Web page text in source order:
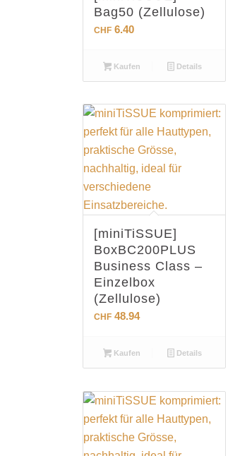
Bag50 (Zellulose)
CHF 6.40
Kaufen Details
[miniTiSSUE]
BoxBC200PLUS
Business Class –
Einzelbox
(Zellulose)
CHF 48.94
Kaufen Details